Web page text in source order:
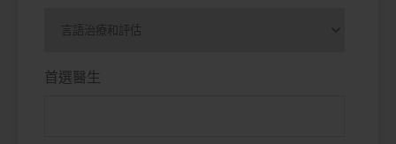
首選醫生